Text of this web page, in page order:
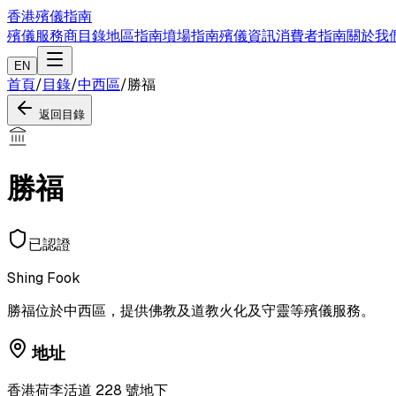
香港殯儀指南
殯儀服務商目錄地區指南墳場指南殯儀資訊消費者指南關於我
EN
首頁/目錄/中西區/勝福
返回目錄
勝福
已認證
Shing Fook
勝福位於中西區，提供佛教及道教火化及守靈等殯儀服務。
地址
香港荷李活道 228 號地下